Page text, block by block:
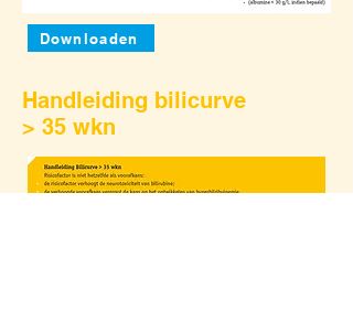
Downloaden
Handleiding bilicurve
> 35 wkn